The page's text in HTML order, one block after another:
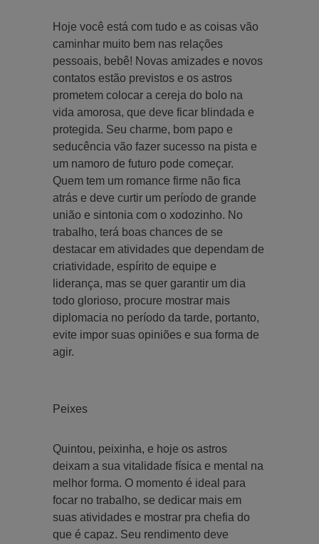
Hoje você está com tudo e as coisas vão
caminhar muito bem nas relações
pessoais, bebê! Novas amizades e novos
contatos estão previstos e os astros
prometem colocar a cereja do bolo na
vida amorosa, que deve ficar blindada e
protegida. Seu charme, bom papo e
seducência vão fazer sucesso na pista e
um namoro de futuro pode começar.
Quem tem um romance firme não fica
atrás e deve curtir um período de grande
união e sintonia com o xodozinho. No
trabalho, terá boas chances de se
destacar em atividades que dependam de
criatividade, espírito de equipe e
liderança, mas se quer garantir um dia
todo glorioso, procure mostrar mais
diplomacia no período da tarde, portanto,
evite impor suas opiniões e sua forma de
agir.
Peixes
Quintou, peixinha, e hoje os astros
deixam a sua vitalidade física e mental na
melhor forma. O momento é ideal para
focar no trabalho, se dedicar mais em
suas atividades e mostrar pra chefia do
que é capaz. Seu rendimento deve